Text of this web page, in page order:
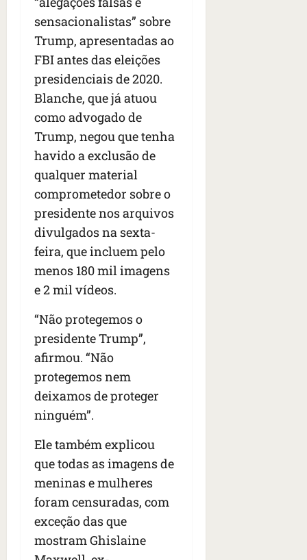
sensacionalistas” sobre
Trump, apresentadas ao
FBI antes das eleições
presidenciais de 2020.
Blanche, que já atuou
como advogado de
Trump, negou que tenha
havido a exclusão de
qualquer material
comprometedor sobre o
presidente nos arquivos
divulgados na sexta-
feira, que incluem pelo
menos 180 mil imagens
e 2 mil vídeos.
“Não protegemos o
presidente Trump”,
afirmou. “Não
protegemos nem
deixamos de proteger
ninguém”.
Ele também explicou
que todas as imagens de
meninas e mulheres
foram censuradas, com
exceção das que
mostram Ghislaine